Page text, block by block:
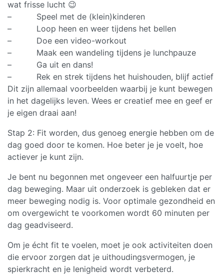
wat frisse lucht 😉
– Speel met de (klein)kinderen
– Loop heen en weer tijdens het bellen
– Doe een video-workout
– Maak een wandeling tijdens je lunchpauze
– Ga uit en dans!
– Rek en strek tijdens het huishouden, blijf actief
Dit zijn allemaal voorbeelden waarbij je kunt bewegen
in het dagelijks leven. Wees er creatief mee en geef er
je eigen draai aan!
Stap 2: Fit worden, dus genoeg energie hebben om de
dag goed door te komen. Hoe beter je je voelt, hoe
actiever je kunt zijn.
Je bent nu begonnen met ongeveer een halfuurtje per
dag beweging. Maar uit onderzoek is gebleken dat er
meer beweging nodig is. Voor optimale gezondheid en
om overgewicht te voorkomen wordt 60 minuten per
dag geadviseerd.
Om je écht fit te voelen, moet je ook activiteiten doen
die ervoor zorgen dat je uithoudingsvermogen, je
spierkracht en je lenigheid wordt verbeterd.